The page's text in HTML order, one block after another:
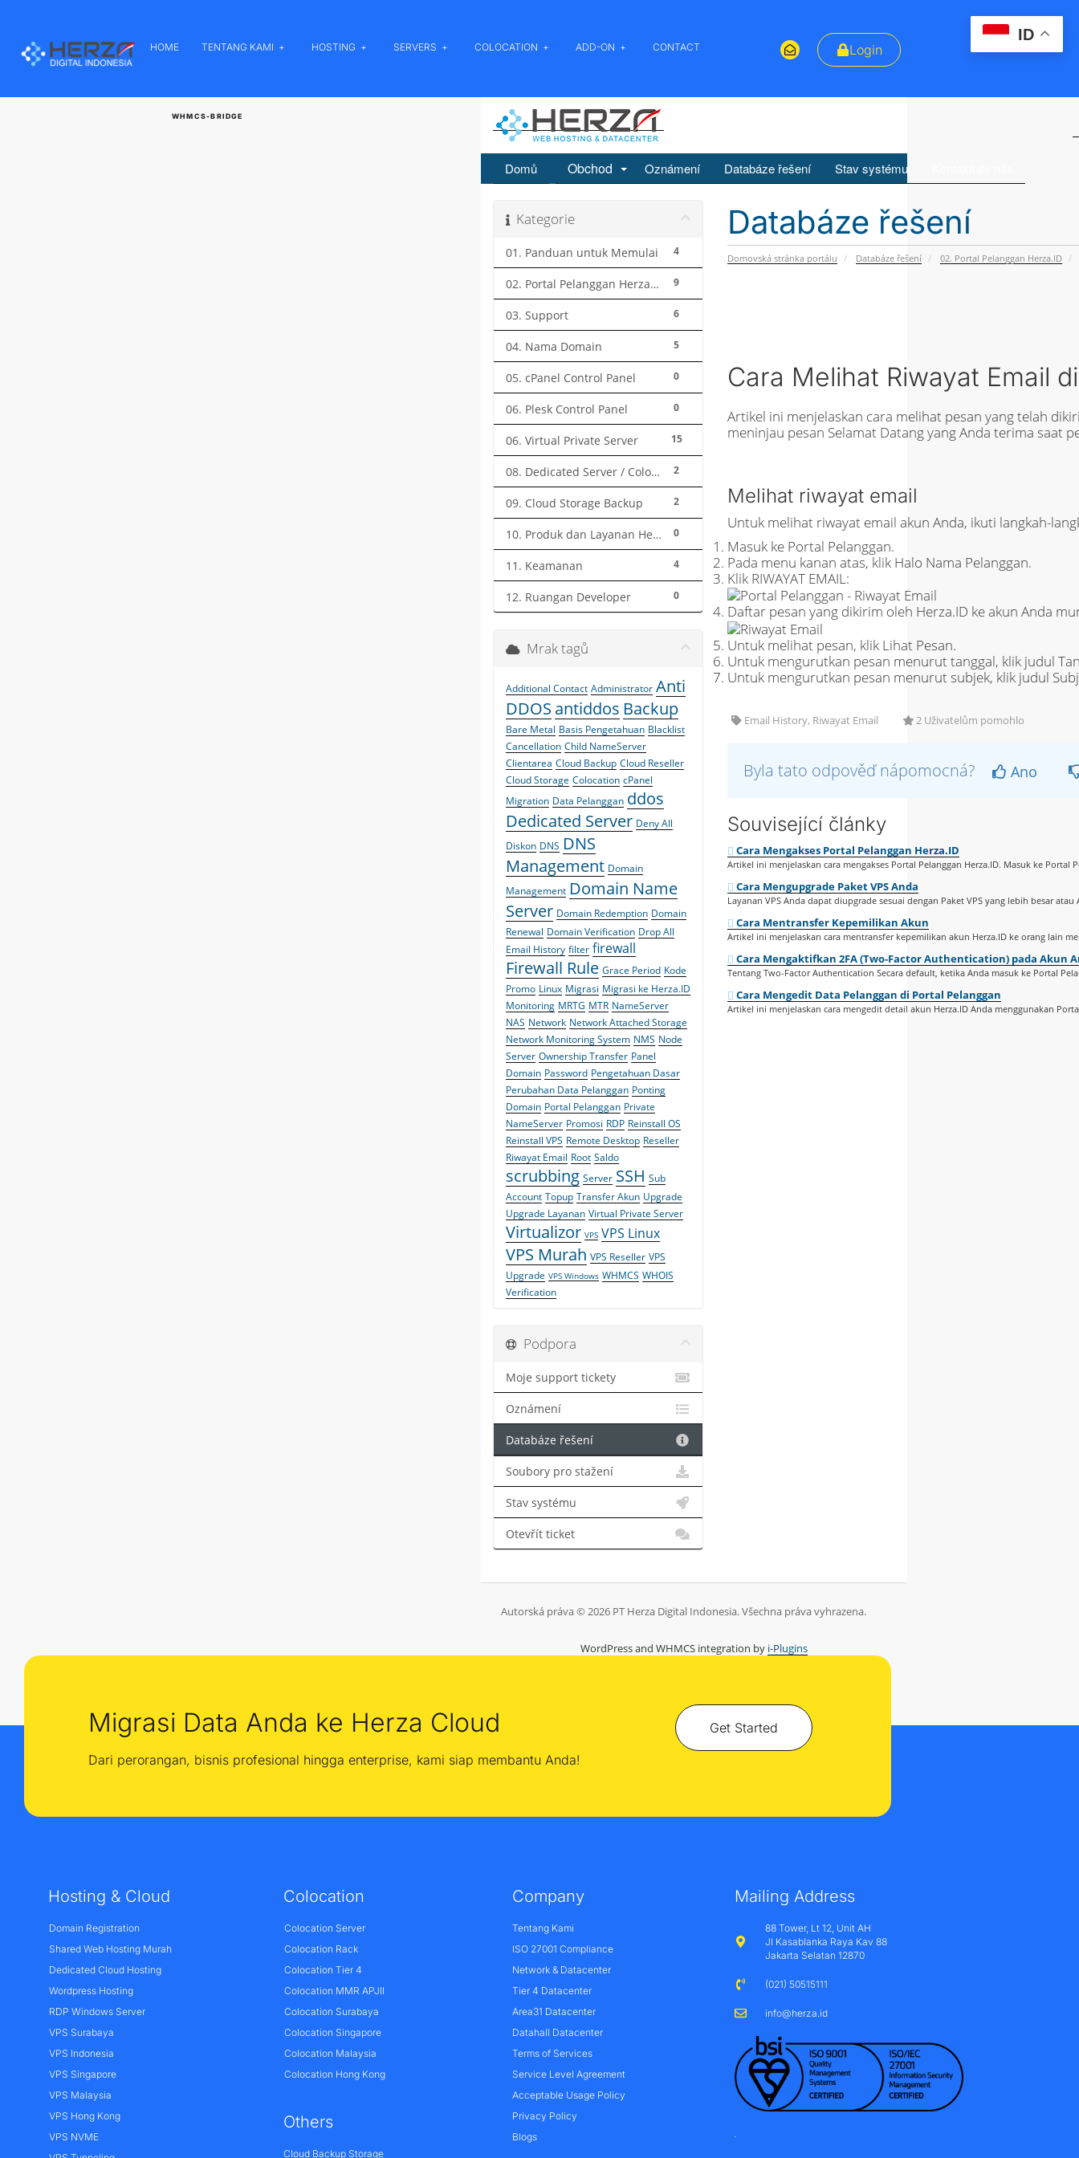
HOME TENTANG KAMI HOSTING SERVERS COLOCATION ADD-ON CONTACT Login
WHMCS-BRIDGE
Domů Obchod Oznámení Databáze řešení Stav systému
Databáze řešení
Domovská stránka portálu Databáze řešení 02. Portal Pelanggan Herza.ID
Kategorie
4
01. Panduan untuk Memulai
9
02. Portal Pelanggan Herza.ID
6
03. Support
5
04. Nama Domain
0
05. cPanel Control Panel
0
06. Plesk Control Panel
15
06. Virtual Private Server
2
08. Dedicated Server / Colocation
2
09. Cloud Storage Backup
0
10. Produk dan Layanan Herza.ID
4
11. Keamanan
0
12. Ruangan Developer
Cara Melihat Riwayat Email
Artikel ini menjelaskan cara melihat pesan yang telah
meninjau pesan Selamat Datang yang Anda terima saat
Melihat riwayat email
Untuk melihat riwayat email akun Anda, ikuti langkah-
Masuk ke Portal Pelanggan.
Pada menu kanan atas, klik Halo Nama Pelanggan.
Klik RIWAYAT EMAIL:
Daftar pesan yang dikirim oleh Herza.ID ke akun Anda
Untuk melihat pesan, klik Lihat Pesan.
Untuk mengurutkan pesan menurut tanggal, klik judul
Untuk mengurutkan pesan menurut subjek, klik judul
Email History, Riwayat Email 2 Uživatelům pomohlo
Byla tato odpověď nápomocná? Ano
Související články
Cara Mengakses Portal Pelanggan Herza.ID
Artikel ini menjelaskan cara mengakses Portal Pelanggan Herza.ID. Masuk ke Portal
Cara Mengupgrade Paket VPS Anda
Layanan VPS Anda dapat diupgrade sesuai dengan Paket VPS yang lebih besar
Cara Mentransfer Kepemilikan Akun
Artikel ini menjelaskan cara mentransfer kepemilikan akun Herza.ID ke orang lain
Cara Mengaktifkan 2FA (Two-Factor Authentication) pada Akun
Tentang Two-Factor Authentication Secara default, ketika Anda masuk ke Portal
Cara Mengedit Data Pelanggan di Portal Pelanggan
Artikel ini menjelaskan cara mengedit detail akun Herza.ID Anda menggunakan
Mrak tagů
Additional Contact Administrator Anti
DDOS antiddos Backup
Bare Metal Basis Pengetahuan Blacklist
Cancellation Child NameServer
Clientarea Cloud Backup Cloud Reseller
Cloud Storage Colocation cPanel
Migration Data Pelanggan ddos
Dedicated Server Deny All
Diskon DNS DNS
Management Domain
Management Domain Name
Server Domain Redemption Domain
Renewal Domain Verification Drop All
Email History filter firewall
Firewall Rule Grace Period Kode
Promo Linux Migrasi Migrasi ke Herza.ID
Monitoring MRTG MTR NameServer
NAS Network Network Attached Storage
Network Monitoring System NMS Node
Server Ownership Transfer Panel
Domain Password Pengetahuan Dasar
Perubahan Data Pelanggan Ponting
Domain Portal Pelanggan Private
NameServer Promosi RDP Reinstall OS
Reinstall VPS Remote Desktop Reseller
Riwayat Email Root Saldo
scrubbing Server SSH Sub
Account Topup Transfer Akun Upgrade
Upgrade Layanan Virtual Private Server
Virtualizor VPS VPS Linux
VPS Murah VPS Reseller VPS
Upgrade VPS Windows WHMCS WHOIS
Verification
Podpora
Moje support tickety
Oznámení
Databáze řešení
Soubory pro stažení
Stav systému
Otevřít ticket
Autorská práva © 2026 PT Herza Digital Indonesia. Všechna práva vyhrazena.
WordPress and WHMCS integration by i-Plugins
Migrasi Data Anda ke Herza Cloud
Dari perorangan, bisnis profesional hingga enterprise, kami siap membantu Anda!
Get Started
Hosting & Cloud
Domain Registration
Shared Web Hosting Murah
Dedicated Cloud Hosting
Wordpress Hosting
RDP Windows Server
VPS Surabaya
VPS Indonesia
VPS Singapore
VPS Malaysia
VPS Hong Kong
VPS NVME
Colocation
Colocation Server
Colocation Rack
Colocation Tier 4
Colocation MMR APJII
Colocation Surabaya
Colocation Singapore
Colocation Malaysia
Colocation Hong Kong
Others
Cloud Backup Storage
Company
Tentang Kami
ISO 27001 Compliance
Network & Datacenter
Tier 4 Datacenter
Area31 Datacenter
Datahall Datacenter
Terms of Services
Service Level Agreement
Acceptable Usage Policy
Privacy Policy
Blogs
Mailing Address
88 Tower, Lt 12, Unit AH
Jl Kasablanka Raya Kav 88
Jakarta Selatan 12870
(021) 50515111
info@herza.id
ID